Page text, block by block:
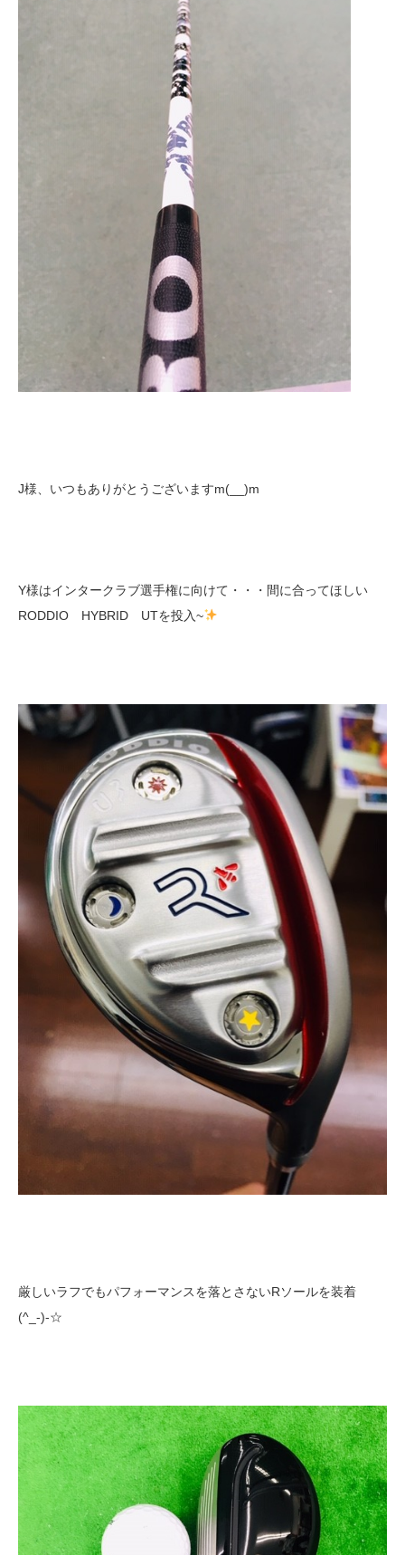
J様、いつもありがとうございますm(__)m
Y様はインタークラブ選手権に向けて・・・間に合ってほしい
RODDIO HYBRID UTを投入~
厳しいラフでもパフォーマンスを落とさないRソールを装着
(^_-)-☆